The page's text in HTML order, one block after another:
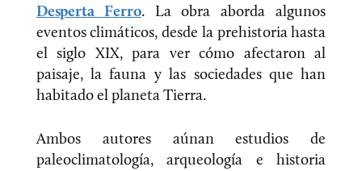
Desperta Ferro. La obra aborda algunos
eventos climáticos, desde la prehistoria hasta
el siglo XIX, para ver cómo afectaron al
paisaje, la fauna y las sociedades que han
habitado el planeta Tierra.
Ambos autores aúnan estudios de
paleoclimatología, arqueología e historia